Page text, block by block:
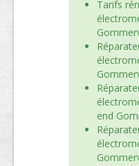
Tarifs
end